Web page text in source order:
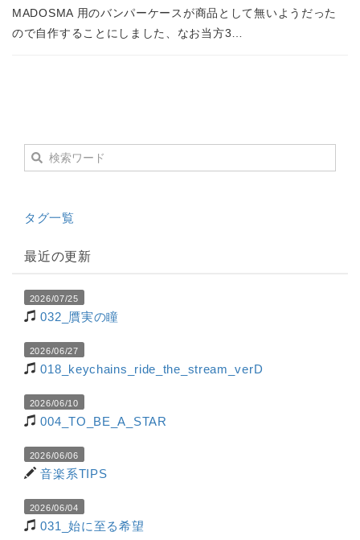
MADOSMA 用のバンパーケースが商品として無いようだった
ので自作することにしました、なお当方3…
タグ一覧
最近の更新
2026/07/25
032_贋実の瞳
2026/06/27
018_keychains_ride_the_stream_verD
2026/06/10
004_TO_BE_A_STAR
2026/06/06
音楽系TIPS
2026/06/04
031_始に至る希望